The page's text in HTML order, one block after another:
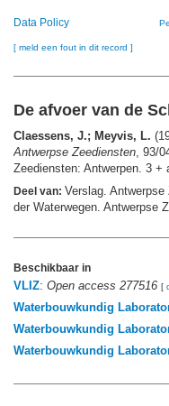
Data Policy
[ meld een fout in dit record ]
De afvoer van de
Claessens, J.; Meyvis, L.
Antwerpse Zeediensten , 93/
Zeediensten: Antwerpen. 3 +
Deel van: Verslag.
der Waterwegen. Antwerpse
Beschikbaar in
VLIZ: Open access 277516 [
Waterbouwkundig
Waterbouwkundig
Waterbouwkundig